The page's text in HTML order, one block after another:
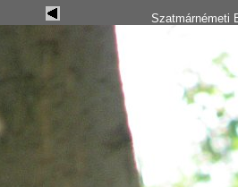
Szatmárnémeti